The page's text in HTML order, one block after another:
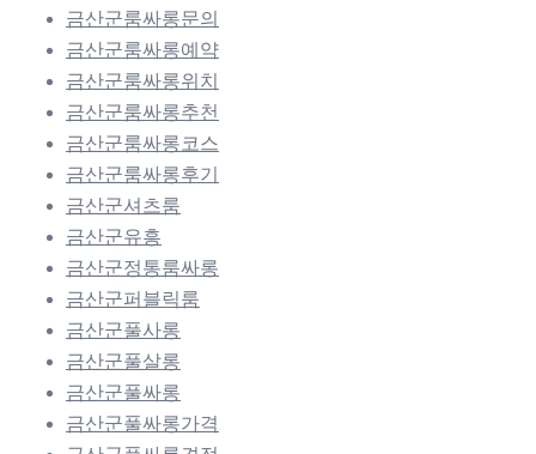
금산군룸싸롱문의
금산군룸싸롱예약
금산군룸싸롱위치
금산군룸싸롱추천
금산군룸싸롱코스
금산군룸싸롱후기
금산군셔츠룸
금산군유흥
금산군정통룸싸롱
금산군퍼블릭룸
금산군풀사롱
금산군풀살롱
금산군풀싸롱
금산군풀싸롱가격